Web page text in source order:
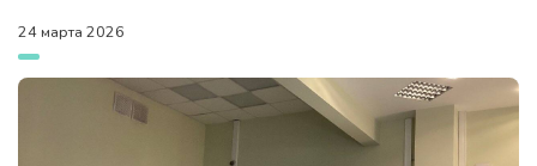
24 марта 2026